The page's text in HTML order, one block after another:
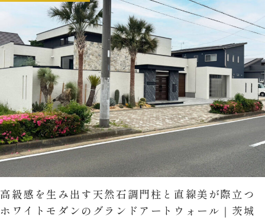
高級感を生み出す天然石調門柱と直線美が際立つ
ホワイトモダンのグランドアートウォール｜茨城